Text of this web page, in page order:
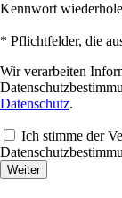
Kennwort
* Pflichtfelder, die
Wir verarbeiten
Datenschutz.
Ich stimme der